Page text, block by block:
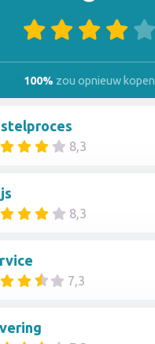
8,3
8,3
7,3
100% zou opnieuw kopen